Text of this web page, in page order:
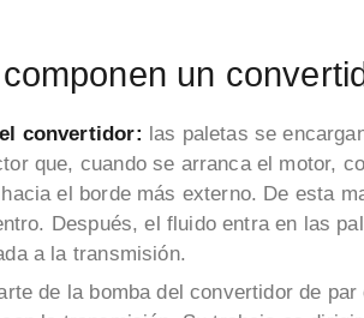
un
convertidor: las paletas se
que, cuando se arranca el motor,
el borde más externo. De esta
Después, el fluido entra en las
a la transmisión.
de la bomba del convertidor de